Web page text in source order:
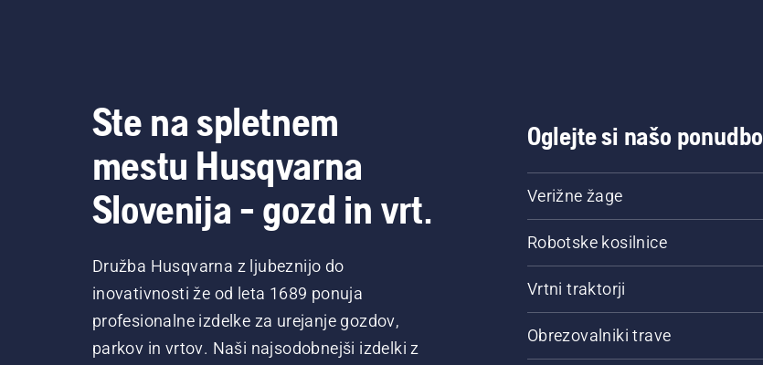
Ste na spletnem
mestu Husqvarna
Slovenija - gozd in vrt.
Družba Husqvarna z ljubeznijo do
inovativnosti že od leta 1689 ponuja
profesionalne izdelke za urejanje gozdov,
parkov in vrtov. Naši najsodobnejši izdelki z
Oglejte si našo ponudbo
Verižne žage
Robotske kosilnice
Vrtni traktorji
Obrezovalniki trave